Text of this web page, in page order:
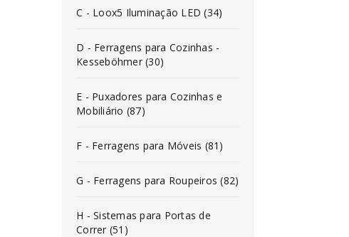
C - Loox5 Iluminação LED (34)
D - Ferragens para Cozinhas -
Kesseböhmer (30)
E - Puxadores para Cozinhas e
Mobiliário (87)
F - Ferragens para Móveis (81)
G - Ferragens para Roupeiros (82)
H - Sistemas para Portas de
Correr (51)